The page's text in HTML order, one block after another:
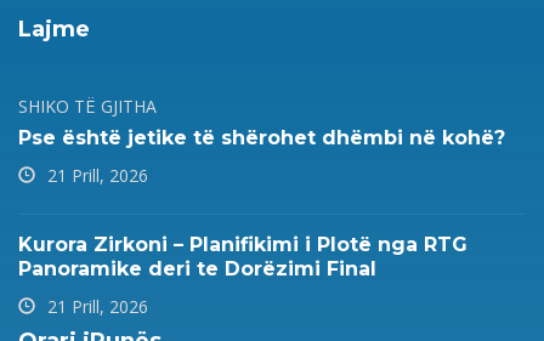
Lajme
SHIKO TË GJITHA
Pse është jetike të shërohet dhëmbi në kohë?
21 Prill, 2026
Kurora Zirkoni – Planifikimi i Plotë nga RTG
Panoramike deri te Dorëzimi Final
21 Prill, 2026